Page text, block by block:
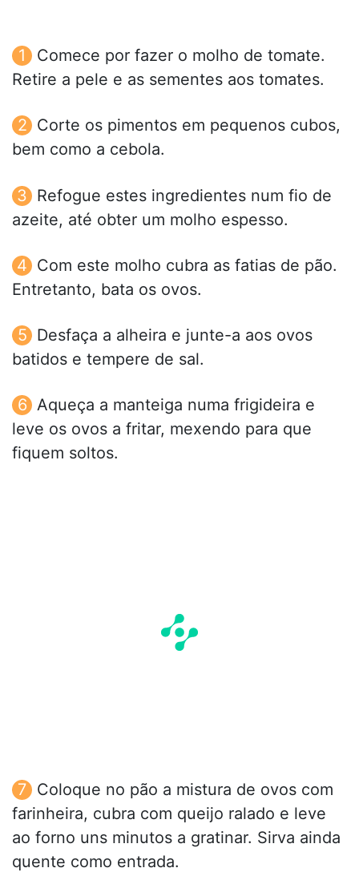
Comece por fazer o molho de tomate.
Retire a pele e as sementes aos tomates.
Corte os pimentos em pequenos cubos,
bem como a cebola.
Refogue estes ingredientes num fio de
azeite, até obter um molho espesso.
Com este molho cubra as fatias de pão.
Entretanto, bata os ovos.
Desfaça a alheira e junte-a aos ovos
batidos e tempere de sal.
Aqueça a manteiga numa frigideira e
leve os ovos a fritar, mexendo para que
fiquem soltos.
Coloque no pão a mistura de ovos com
farinheira, cubra com queijo ralado e leve
ao forno uns minutos a gratinar. Sirva ainda
quente como entrada.